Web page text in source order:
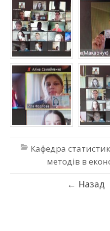
Кафедра
методів в
← Назад